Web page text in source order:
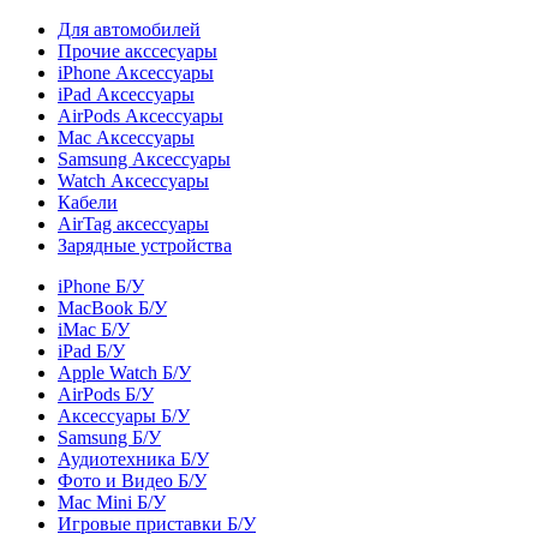
Для автомобилей
Прочие акссесуары
iPhone Аксессуары
iPad Аксессуары
AirPods Аксессуары
Mac Аксессуары
Samsung Аксессуары
Watch Аксессуары
Кабели
AirTag аксессуары
Зарядные устройства
iPhone Б/У
MacBook Б/У
iMac Б/У
iPad Б/У
Apple Watch Б/У
AirPods Б/У
Аксессуары Б/У
Samsung Б/У
Аудиотехника Б/У
Фото и Видео Б/У
Mac Mini Б/У
Игровые приставки Б/У